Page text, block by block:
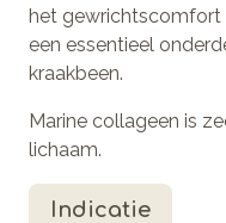
het gewrichtscomfort
een essentieel
kraakbeen.
Marine collageen is
lichaam.
Indicatie